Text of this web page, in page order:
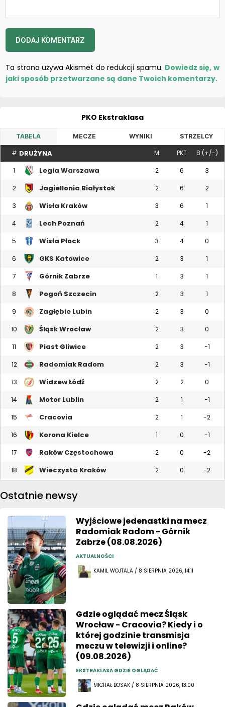
Ta strona używa Akismet do redukcji spamu. Dowiedz się, w
jaki sposób przetwarzane są dane Twoich komentarzy.
PKO Ekstraklasa
TABELA MECZE WYNIKI STRZELCY
# DRUŻYNA M PKT B (+/-)
1 Legia Warszawa 2 6 3
2 Jagiellonia Białystok 2 6 2
3 Wisła Kraków 3 6 1
4 Lech Poznań 2 4 1
5 Wisła Płock 3 4 0
6 GKS Katowice 2 3 1
7 Górnik Zabrze 1 3 1
8 Pogoń Szczecin 2 3 1
9 Zagłębie Lubin 2 3 0
10 Śląsk Wrocław 2 3 0
11 Piast Gliwice 2 3 -1
12 Radomiak Radom 2 3 -1
13 Widzew Łódź 2 2 0
14 Motor Lublin 2 1 -1
15 Cracovia 2 1 -2
16 Korona Kielce 1 0 -1
17 Raków Częstochowa 2 0 -2
18 Wieczysta Kraków 2 0 -2
Ostatnie newsy
Wyjściowe jedenastki na mecz
Radomiak Radom - Górnik
Zabrze (08.08.2026)
AKTUALNOŚCI
KAMIL WOJTALA / 8 SIERPNIA 2026, 14:11
Gdzie oglądać mecz Śląsk
Wrocław - Cracovia? Kiedy i o
której godzinie transmisja
meczu w telewizji i online?
(09.08.2026)
EKSTRAKLASA GDZIE OGLĄDAĆ
MICHAŁ BOSAK / 8 SIERPNIA 2026, 13:00